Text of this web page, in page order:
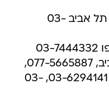
יאסו תל אביב - רח' הירקון 105, תל אביב 03-
רוקח ים- האנגר 1, שוק נמל יפו, 03-6294141, 03-